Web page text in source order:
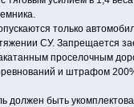
только
СУ. Запрещается
проселочным
и штрафом
должен быть